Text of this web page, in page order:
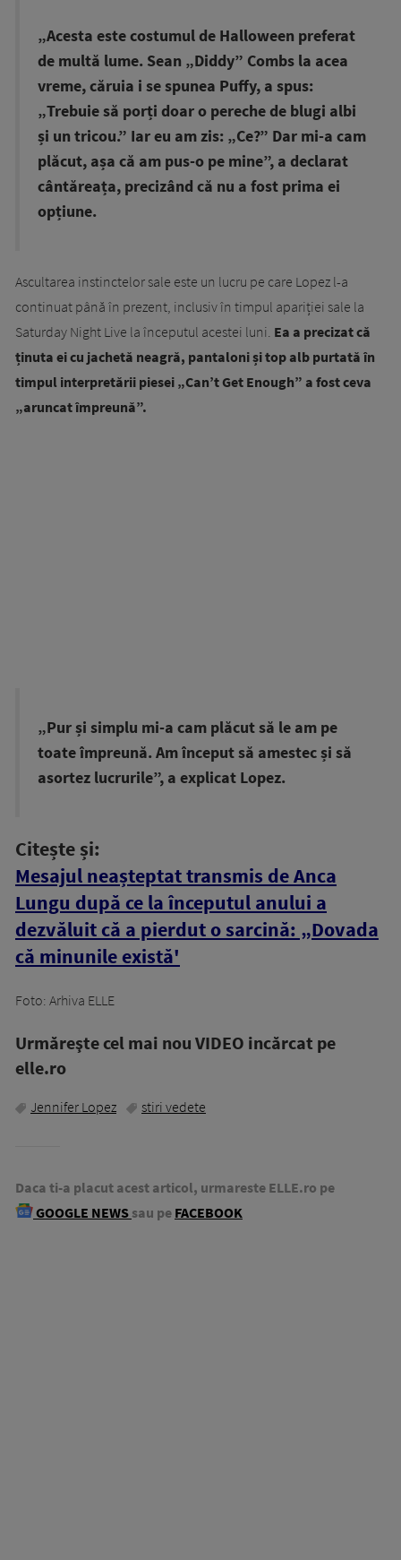
„Acesta este costumul de Halloween preferat
de multă lume. Sean „Diddy” Combs la acea
vreme, căruia i se spunea Puffy, a spus:
„Trebuie să porți doar o pereche de blugi albi
și un tricou.” Iar eu am zis: „Ce?” Dar mi-a cam
plăcut, așa că am pus-o pe mine”, a declarat
cântăreața, precizând că nu a fost prima ei
opțiune.
Ascultarea instinctelor sale este un lucru pe care Lopez l-a
continuat până în prezent, inclusiv în timpul apariției sale la
Saturday Night Live la începutul acestei luni. Ea a precizat că
ținuta ei cu jachetă neagră, pantaloni și top alb purtată în
timpul interpretării piesei „Can’t Get Enough” a fost ceva
„aruncat împreună”.
„Pur și simplu mi-a cam plăcut să le am pe
toate împreună. Am început să amestec și să
asortez lucrurile”, a explicat Lopez.
Citește și:
Mesajul neașteptat transmis de Anca
Lungu după ce la începutul anului a
dezvăluit că a pierdut o sarcină: „Dovada
că minunile există'
Foto: Arhiva ELLE
Urmăreşte cel mai nou VIDEO incărcat pe
elle.ro
Jennifer Lopez stiri vedete
Daca ti-a placut acest articol, urmareste ELLE.ro pe
GOOGLE NEWS sau pe FACEBOOK